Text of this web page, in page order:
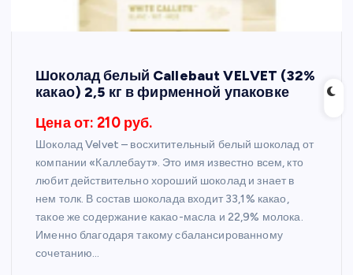
Шоколад белый Callebaut VELVET (32%
какао) 2,5 кг в фирменной упаковке
Цена от: 210 руб.
Шоколад Velvet – восхитительный белый шоколад от
компании «Каллебаут». Это имя известно всем, кто
любит действительно хороший шоколад и знает в
нем толк. В состав шоколада входит 33,1% какао,
такое же содержание какао-масла и 22,9% молока.
Именно благодаря такому сбалансированному
сочетанию…